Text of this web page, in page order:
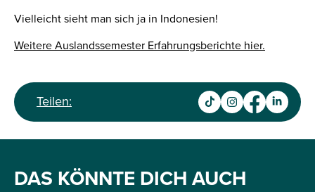
Vielleicht sieht man sich ja in Indonesien!
Weitere Auslandssemester Erfahrungsberichte hier.
Teilen:
DAS KÖNNTE DICH AUCH